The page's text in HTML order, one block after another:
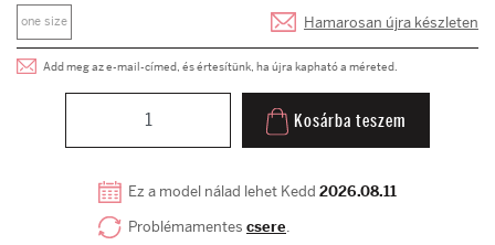
one size Hamarosan újra készleten
Add meg az e-mail-címed, és értesítünk, ha újra kapható a méreted.
Kosárba teszem
Ez a model nálad lehet Kedd 2026.08.11
Problémamentes csere.